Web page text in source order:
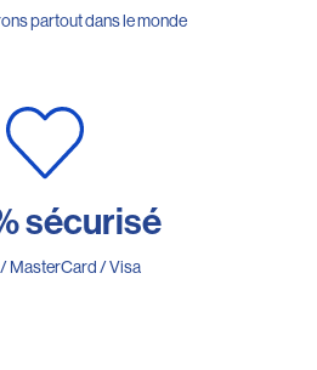
partout dans le monde
sécurisé
/ MasterCard / Visa